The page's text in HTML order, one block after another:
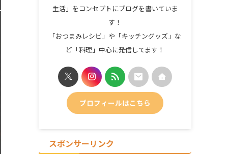
生活」をコンセプトにブログを書いていま
す！
「おつまみレシピ」や「キッチングッズ」な
ど「料理」中心に発信してます！
プロフィールはこちら
スポンサーリンク